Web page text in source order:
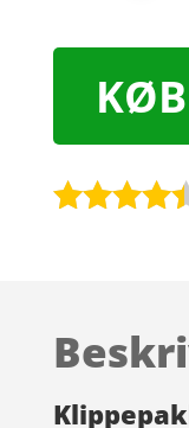
KØB
på
mmelser